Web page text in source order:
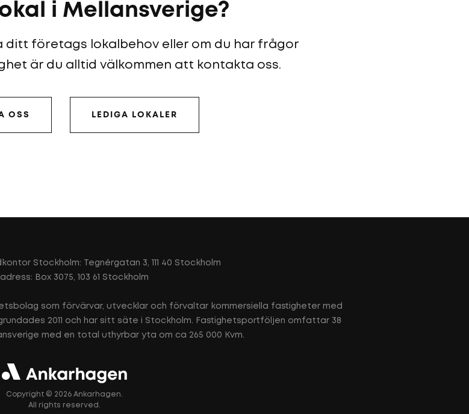
i Mellansverige?
ditt företags lokalbehov eller om du har frågor
är du alltid välkommen att kontakta oss.
OSS LEDIGA LOKALER
Stockholm: Tegnérgatan 3, 111 40 Stockholm
Box 3075, 103 61 Stockholm
som förvärvar, utvecklar och förvaltar kommersiella fastigheter med
2011 och har sitt säte i Stockholm. Fastighetsportföljen omfattar 38
med en total uthyrbar yta om ca 265 000 Kvm.
Copyright © 2026 Ankarhagen.
All rights reserved.